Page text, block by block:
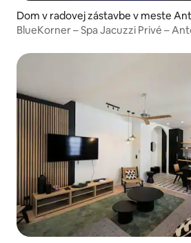
Dom v radovej zástavbe v meste
BlueKorner – Spa Jacuzzi Privé –